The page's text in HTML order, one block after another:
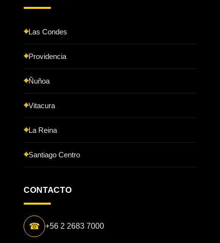
Las Condes
Providencia
Ñuñoa
Vitacura
La Reina
Santiago Centro
CONTACTO
☎ +56 2 2683 7000